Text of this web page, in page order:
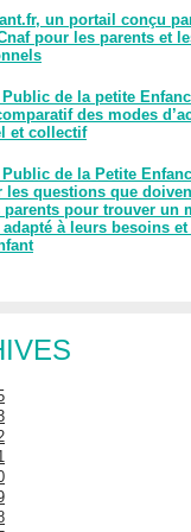
un portail conçu
pour les parents et
de la petite
des modes
et collectif
de la Petite
les questions que
parents pour trouver un
adapté à leurs besoins